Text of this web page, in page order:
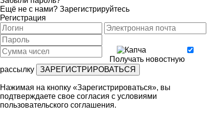
Ещё не с нами? Зарегистрируйтесь
Регистрация
Получать новостную
рассылку
Нажимая на кнопку «Зарегистрироваться», вы
подтверждаете свое согласия с условиями
пользовательского соглашения.